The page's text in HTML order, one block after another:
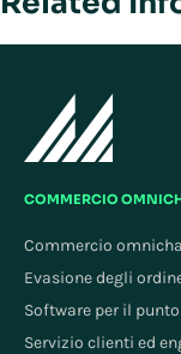
COMMERCIO
Commercio
Evasione degli
Software per il
Servizio clienti ed